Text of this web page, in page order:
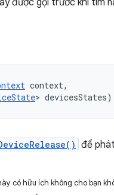
được gọi trước khi tìm
context,
> devicesStates)
để
có hữu ích không cho bạn